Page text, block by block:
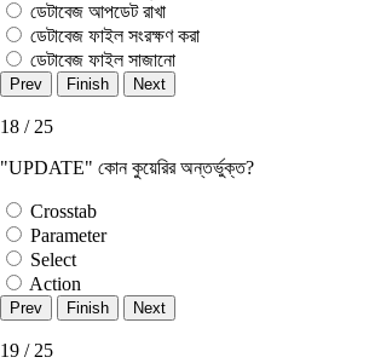
ডেটাবেজ আপডেট রাখা
ডেটাবেজ ফাইল সংরক্ষণ করা
ডেটাবেজ ফাইল সাজানাে
18 / 25
"UPDATE" কোন কুয়েরির অন্তর্ভুক্ত?
Crosstab
Parameter
Select
Action
19 / 25